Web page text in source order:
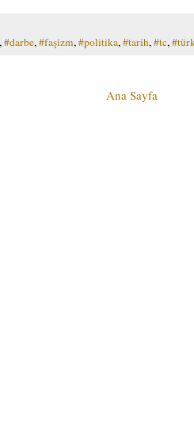
,#darbe,#faşizm,#politika,#tarih,#tc,
Ana Sayfa